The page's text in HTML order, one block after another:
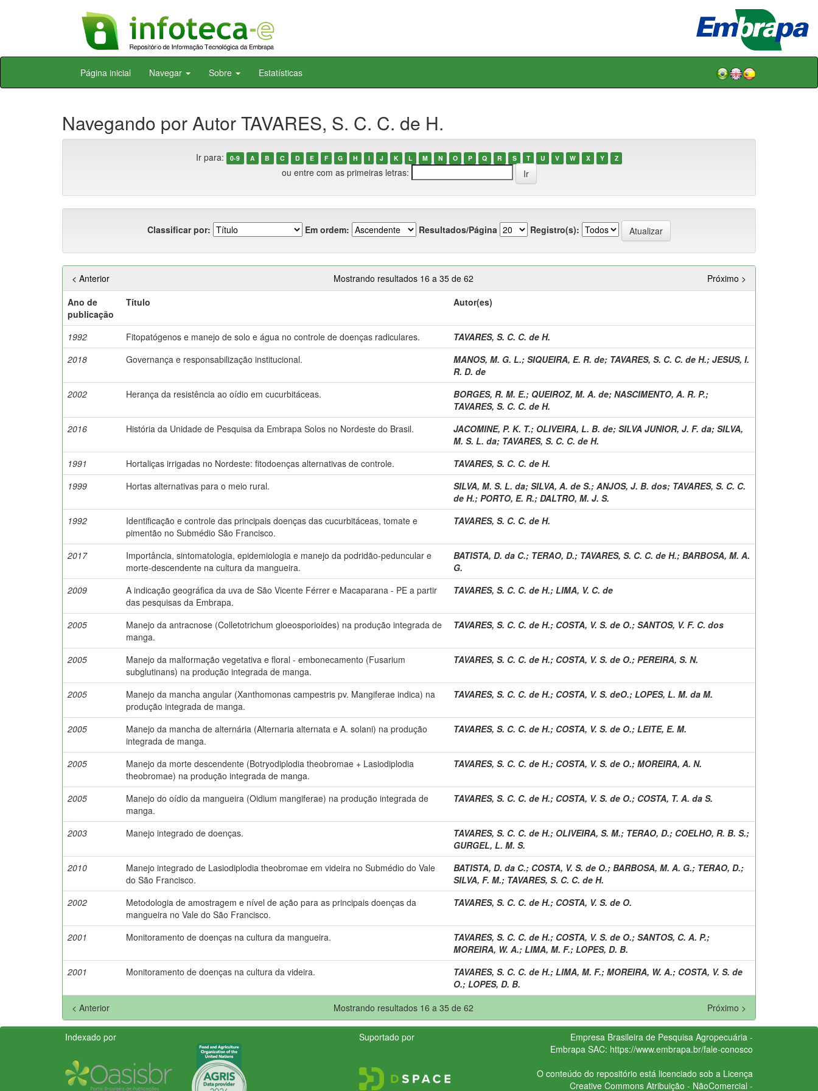
Skip
Página inicial Navegar Sobre Estatísticas
Navegando por Autor TAVARES, S. C. C. de H.
Ir para: 0-9 A B C D E F G H I J K L M N O P Q R S T U V W X Y Z
ou entre com as primeiras letras:
Classificar por: Em ordem: Resultados/Página Registro(s):
Mostrando resultados 16 a 35 de 62
< Anterior
Próximo >
Ano de
publicação
Título Autor(es)
1992 Fitopatógenos e manejo de solo e água no controle de doenças radiculares.
TAVARES, S. C. C. de H.
2018
Governança e responsabilização institucional. MANOS, M. G. L.; SIQUEIRA, E. R. de; TAVARES, S. C. C. de H.; JESUS, I.
R. D. de
2002
Herança da resistência ao oídio em cucurbitáceas. BORGES, R. M. E.; QUEIROZ, M. A. de; NASCIMENTO, A. R. P.;
TAVARES, S. C. C. de H.
2016
História da Unidade de Pesquisa da Embrapa Solos no Nordeste do Brasil. JACOMINE, P. K. T.; OLIVEIRA, L. B. de; SILVA JUNIOR, J. F. da; SILVA,
M. S. L. da; TAVARES, S. C. C. de H.
1991
Hortaliças irrigadas no Nordeste: fitodoenças alternativas de controle.
TAVARES, S. C. C. de H.
1999
Hortas alternativas para o meio rural. SILVA, M. S. L. da; SILVA, A. de S.; ANJOS, J. B. dos; TAVARES, S. C. C.
de H.; PORTO, E. R.; DALTRO, M. J. S.
1992
Identificação e controle das principais doenças das cucurbitáceas, tomate e
pimentão no Submédio São Francisco.
TAVARES, S. C. C. de H.
2017
Importância, sintomatologia, epidemiologia e manejo da podridão-peduncular e
morte-descendente na cultura da mangueira.
BATISTA, D. da C.; TERAO, D.; TAVARES, S. C. C. de H.; BARBOSA, M. A.
G.
2009
A indicação geográfica da uva de São Vicente Férrer e Macaparana - PE a partir
das pesquisas da Embrapa.
TAVARES, S. C. C. de H.; LIMA, V. C. de
2005
Manejo da antracnose (Colletotrichum gloeosporioides) na produção integrada de
manga.
TAVARES, S. C. C. de H.; COSTA, V. S. de O.; SANTOS, V. F. C. dos
2005
Manejo da malformação vegetativa e floral - embonecamento (Fusarium
subglutinans) na produção integrada de manga.
TAVARES, S. C. C. de H.; COSTA, V. S. de O.; PEREIRA, S. N.
2005
Manejo da mancha angular (Xanthomonas campestris pv. Mangiferae indica) na
produção integrada de manga.
TAVARES, S. C. C. de H.; COSTA, V. S. deO.; LOPES, L. M. da M.
2005
Manejo da mancha de alternária (Alternaria alternata e A. solani) na produção
integrada de manga.
TAVARES, S. C. C. de H.; COSTA, V. S. de O.; LEITE, E. M.
2005
Manejo da morte descendente (Botryodiplodia theobromae + Lasiodiplodia
theobromae) na produção integrada de manga.
TAVARES, S. C. C. de H.; COSTA, V. S. de O.; MOREIRA, A. N.
2005
Manejo do oídio da mangueira (Oidium mangiferae) na produção integrada de
manga.
TAVARES, S. C. C. de H.; COSTA, V. S. de O.; COSTA, T. A. da S.
2003 Manejo integrado de doenças. TAVARES, S. C. C. de H.; OLIVEIRA, S. M.; TERAO, D.; COELHO, R. B. S.;
GURGEL, L. M. S.
2010
Manejo integrado de Lasiodiplodia theobromae em videira no Submédio do Vale
do São Francisco.
BATISTA, D. da C.; COSTA, V. S. de O.; BARBOSA, M. A. G.; TERAO, D.;
SILVA, F. M.; TAVARES, S. C. C. de H.
2002
Metodologia de amostragem e nível de ação para as principais doenças da
mangueira no Vale do São Francisco.
TAVARES, S. C. C. de H.; COSTA, V. S. de O.
2001 Monitoramento de doenças na cultura da mangueira. TAVARES, S. C. C. de H.; COSTA, V. S. de O.; SANTOS, C. A. P.;
MOREIRA, W. A.; LIMA, M. F.; LOPES, D. B.
2001
Monitoramento de doenças na cultura da videira. TAVARES, S. C. C. de H.; LIMA, M. F.; MOREIRA, W. A.; COSTA, V. S. de
O.; LOPES, D. B.
Mostrando resultados 16 a 35 de 62
< Anterior Próximo >
Indexado por Suportado por
Empresa Brasileira de Pesquisa Agropecuária -
Embrapa SAC: https://www.embrapa.br/fale-conosco
O conteúdo do repositório está licenciado sob a Licença
Creative CommonsAtribuição - NãoComercial -